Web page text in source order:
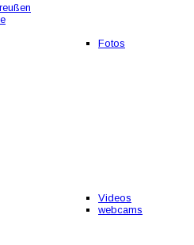
Fotos
Videos
webcams